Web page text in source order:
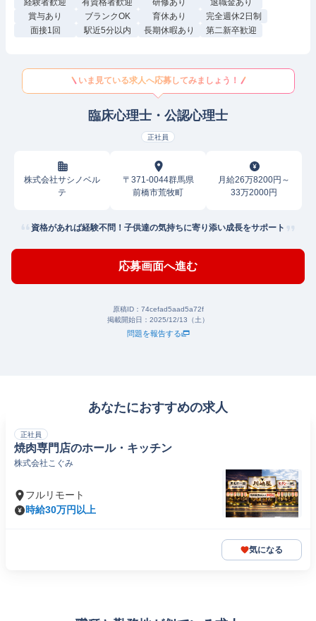
経験者歓迎
有資格者歓迎 研修あり
退職金あり
賞与あり
ブランクOK 育休あり
完全週休2日制
面接1回
駅近5分以内 長期休暇あり 第二新卒歓迎
いま見ている求人へ応募してみましょう！
臨床心理士・公認心理士
正社員
株式会社サシノベル
テ
〒371-0044群馬県
前橋市荒牧町
月給26万8200円～
33万2000円
資格があれば経験不問！子供達の気持ちに寄り添い成長をサポート
応募画面へ進む
原稿ID： 74cefad5aad5a72f
掲載開始日： 2025/12/13（土）
問題を報告する
あなたにおすすめの求人
正社員
焼肉専門店のホール・キッチン
株式会社こぐみ
フルリモート
時給30万円以上
気になる